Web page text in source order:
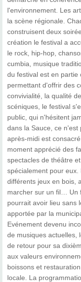
l'environnement. Les
la scène régionale.
construisent deux
création le festival a
le rock, hip-hop,
cumbia, musique
du festival est en partie
permettant d'offrir des
convivialité, la qualité
scéniques, le festival
public, qui n'hésitent
dans la Sauce, ce
après-midi est
moment apprécié des
spectacles de théâtre
spécialement pour
différents jeux en bois,
marcher sur un fil… Un
pourrait avoir lieu sans
apportée par la
Evénement devenu
de musiques actuelles,
de retour pour sa
aux valeurs
boissons et
locale. La